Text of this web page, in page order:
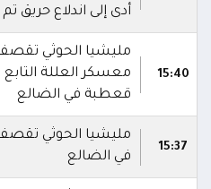
أدى إلى اندلاع حريق
15:40
مليشيا الحوثي
معسكر العللة
قعطبة في الضالع
15:37
مليشيا الحوثي
في الضالع